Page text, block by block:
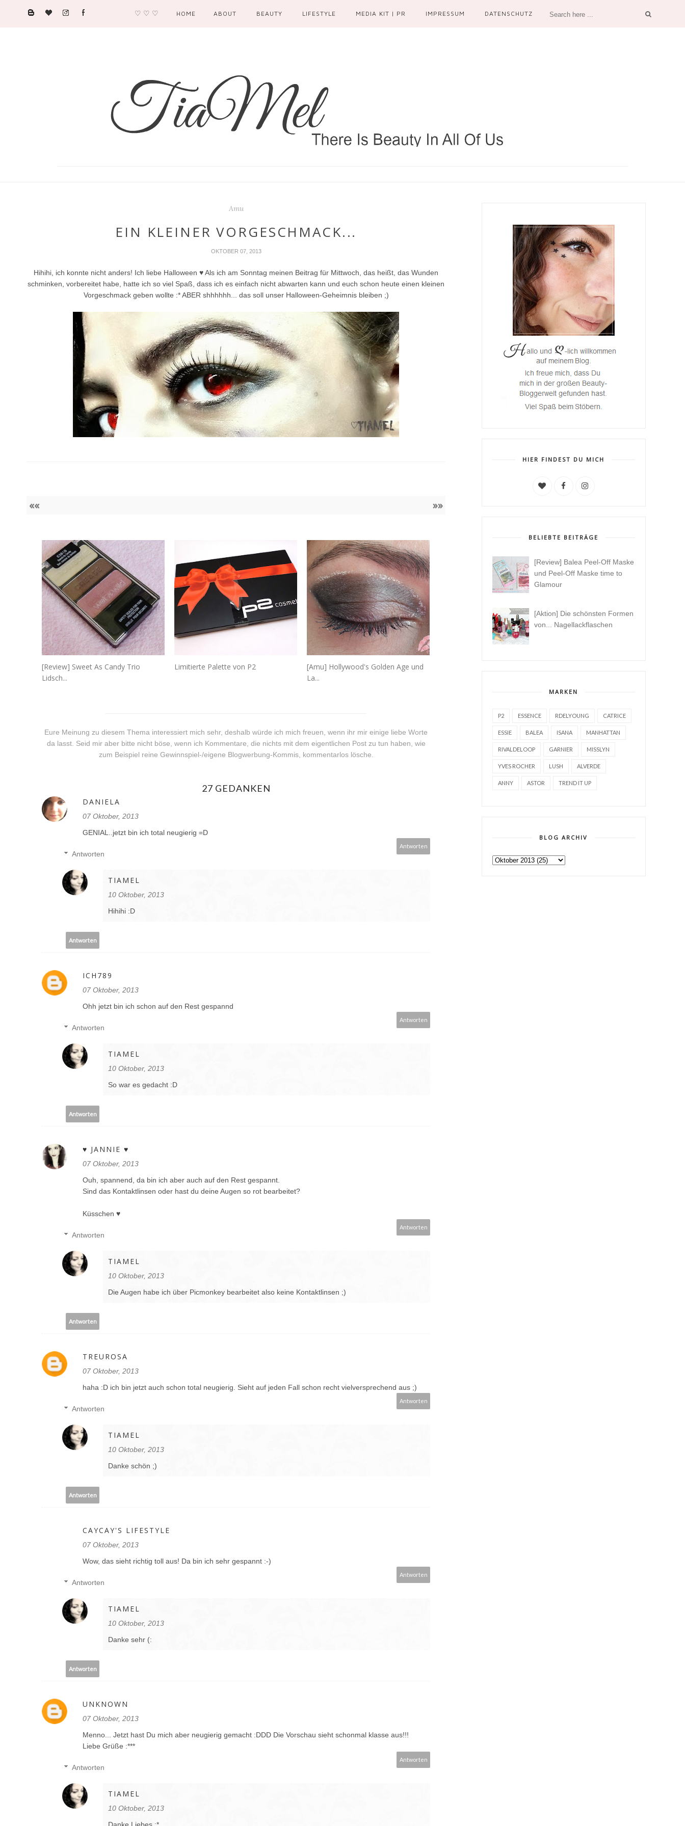
♡ ♡ ♡ HOME ABOUT BEAUTY LIFESTYLE MEDIA KIT | PR IMPRESSUM DATENSCHUTZ
Amu
EIN KLEINER VORGESCHMACK...
OKTOBER 07, 2013
Hihihi, ich konnte nicht anders! Ich liebe Halloween ♥ Als ich am Sonntag meinen Beitrag für Mittwoch, das heißt, das Wunden
schminken, vorbereitet habe, hatte ich so viel Spaß, dass ich es einfach nicht abwarten kann und euch schon heute einen kleinen
Vorgeschmack geben wollte :* ABER shhhhhh... das soll unser Halloween-Geheimnis bleiben ;)
«« »»
[Review] Sweet As Candy Trio
Lidsch...
Limitierte Palette von P2
[Amu] Hollywood's Golden Age und
La...
Eure Meinung zu diesem Thema interessiert mich sehr, deshalb würde ich mich freuen, wenn ihr mir einige liebe Worte
da lasst. Seid mir aber bitte nicht böse, wenn ich Kommentare, die nichts mit dem eigentlichen Post zu tun haben, wie
zum Beispiel reine Gewinnspiel-/eigene Blogwerbung-Kommis, kommentarlos lösche.
27 GEDANKEN
DANIELA
07 Oktober, 2013
GENIAL..jetzt bin ich total neugierig =D
Antworten
Antworten
TIAMEL
10 Oktober, 2013
Hihihi :D
Antworten
ICH789
07 Oktober, 2013
Ohh jetzt bin ich schon auf den Rest gespannd
Antworten
Antworten
TIAMEL
10 Oktober, 2013
So war es gedacht :D
Antworten
♥ JANNIE ♥
07 Oktober, 2013
Ouh, spannend, da bin ich aber auch auf den Rest gespannt.
Sind das Kontaktlinsen oder hast du deine Augen so rot bearbeitet?
Küsschen ♥
Antworten
Antworten
TIAMEL
10 Oktober, 2013
Die Augen habe ich über Picmonkey bearbeitet also keine Kontaktlinsen ;)
Antworten
TREUROSA
07 Oktober, 2013
haha :D ich bin jetzt auch schon total neugierig. Sieht auf jeden Fall schon recht vielversprechend aus ;)
Antworten
Antworten
TIAMEL
10 Oktober, 2013
Danke schön ;)
Antworten
CAYCAY'S LIFESTYLE
07 Oktober, 2013
Wow, das sieht richtig toll aus! Da bin ich sehr gespannt :-)
Antworten
Antworten
TIAMEL
10 Oktober, 2013
Danke sehr (:
Antworten
UNKNOWN
07 Oktober, 2013
Menno... Jetzt hast Du mich aber neugierig gemacht :DDD Die Vorschau sieht schonmal klasse aus!!!
Liebe Grüße :***
Antworten
Antworten
TIAMEL
10 Oktober, 2013
HIER FINDEST DU MICH
BELIEBTE BEITRÄGE
[Review] Balea Peel-Off Maske
und Peel-Off Maske time to
Glamour
[Aktion] Die schönsten Formen
von... Nagellackflaschen
MARKEN
P2 ESSENCE RDELYOUNG CATRICE
ESSIE BALEA ISANA MANHATTAN
RIVALDELOOP GARNIER MISSLYN
YVES ROCHER LUSH ALVERDE
ANNY ASTOR TREND IT UP
BLOG ARCHIV